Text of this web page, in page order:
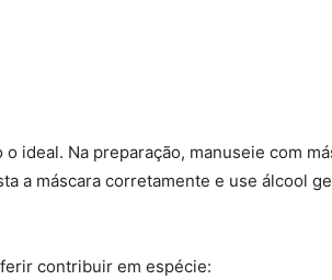
ideal. Na preparação, manuseie com
a máscara corretamente e use álcool
contribuir em espécie: